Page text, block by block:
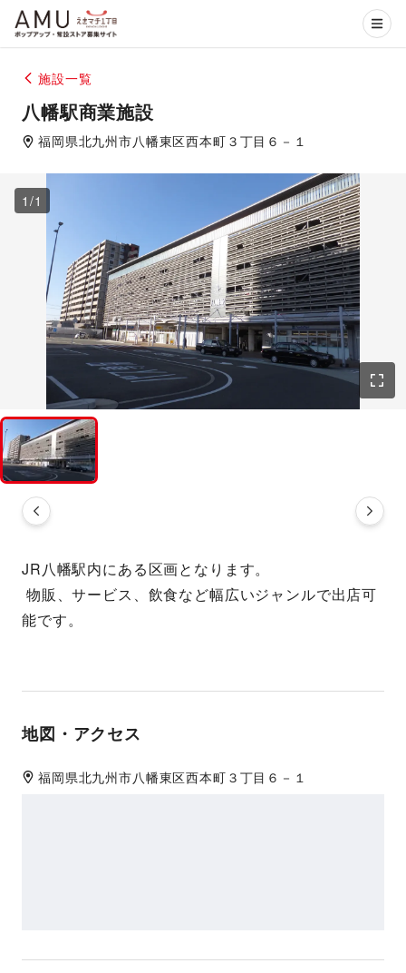
施設一覧
八幡駅商業施設
福岡県北九州市八幡東区西本町３丁目６－１
1 /1
JR八幡駅内にある区画となります。
能です。
地図・アクセス
福岡県北九州市八幡東区西本町３丁目６－１